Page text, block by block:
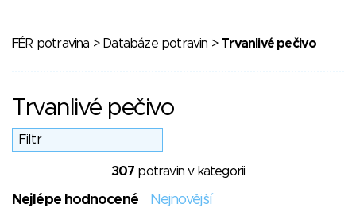
FÉR potravina > Databáze potravin > Trvanlivé pečivo
Trvanlivé pečivo
307 potravin v kategorii
Nejlépe hodnocené Nejnovější